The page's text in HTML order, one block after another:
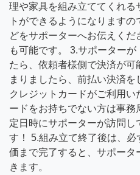
理や家具を組み立ててくれる
トができるようになります
どをサポーターへお伝えく
も可能です。 3.サポーター
たら、依頼者様側で決済が
まりましたら、前払い決済を
クレジットカードがご利用い
ードをお持ちでない方は事
定日時にサポーターが訪問し
す！ 5.組み立て終了後は、
価まで完了すると、サポー
きます。